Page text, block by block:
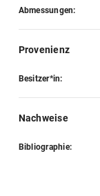
Abmessungen:
Provenienz
Besitzer*in:
Nachweise
Bibliographie: